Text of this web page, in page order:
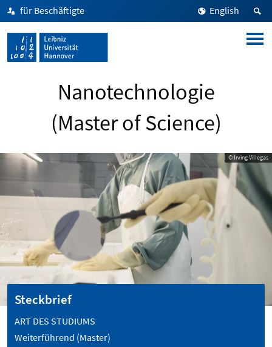
für Beschäftigte English
Nanotechnologie
(Master of Science)
© Irving Villegas
Steckbrief
ART DES STUDIUMS
Weiterführend (Master)